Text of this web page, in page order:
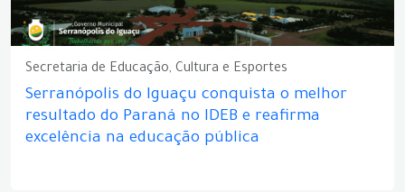
Secretaria de Educação, Cultura e Esportes
Serranópolis do Iguaçu conquista o melhor
resultado do Paraná no IDEB e reafirma
excelência na educação pública